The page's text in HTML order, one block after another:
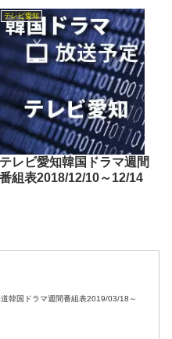
07/08
テレビ愛知
テレビ愛知韓国ドラマ週間
番組表2018/12/10～12/14
韓国ドラマ週間番組表2019/03/18～